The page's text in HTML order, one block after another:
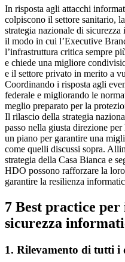
In risposta agli attacchi
colpiscono il settore sanitario,
strategia nazionale di
il modo in cui l’Executive
l’infrastruttura critica sempre
e chiede una migliore
e il settore privato in merito a
Coordinando i risposta agli
federale e migliorando le
meglio preparato per la
Il rilascio della strategia
passo nella giusta direzione
un piano per garantire una
come quelli discussi sopra.
strategia della Casa Bianca e
HDO possono rafforzare la
garantire la resilienza
7 Best practice
sicurezza
1. Rilevamento di tutti i